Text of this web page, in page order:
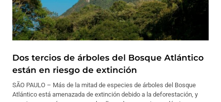
Dos tercios de árboles del Bosque Atlántico
están en riesgo de extinción
SÃO PAULO – Más de la mitad de especies de árboles del Bosque
Atlántico está amenazada de extinción debido a la deforestación, y